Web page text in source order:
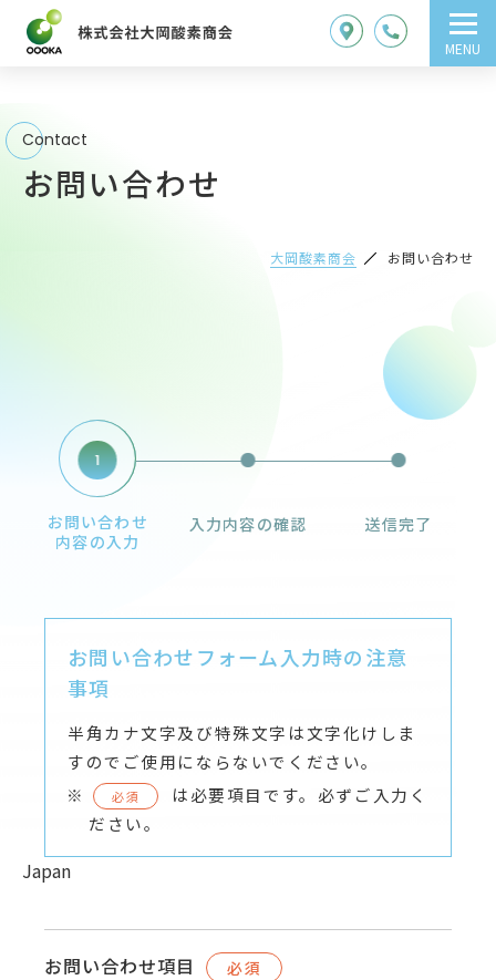
MENU
Contact
お問い合わせ
大岡酸素商会 お問い合わせ
お問い合わせ
内容の入力
入力内容の確認 送信完了
お問い合わせフォーム入力時の注意
事項
半角カナ文字及び特殊文字は文字化けしま
すのでご使用にならないでください。
必須
は必要項目です。必ずご入力く
ださい。
Japan
お問い合わせ項目
必須